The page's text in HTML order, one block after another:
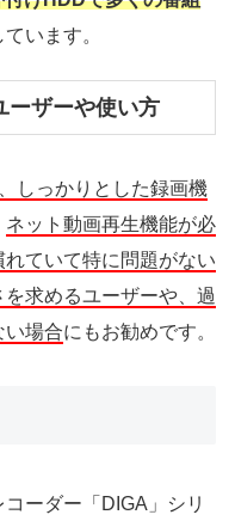
います。
ーザーや使い方
しっかりとした録画機
ネット動画再生機能が必
ていて特に問題がない
を求めるユーザーや、過
い場合にもお勧めです。
ーダー「DIGA」シリ